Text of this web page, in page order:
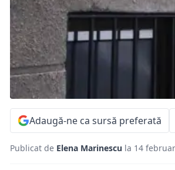
Adaugă-ne ca sursă preferată
Publicat de Elena Marinescu la 14